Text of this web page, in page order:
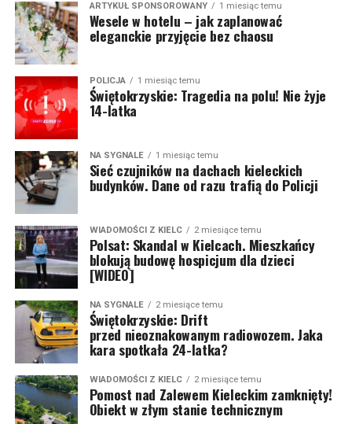
ARTYKUŁ SPONSOROWANY 1 miesiąc temu
Wesele w hotelu – jak zaplanować
eleganckie przyjęcie bez chaosu
POLICJA 1 miesiąc temu
Świętokrzyskie: Tragedia na polu! Nie żyje
14-latka
NA SYGNALE 1 miesiąc temu
Sieć czujników na dachach kieleckich
budynków. Dane od razu trafią do Policji
WIADOMOŚCI Z KIELC 2 miesiące temu
Polsat: Skandal w Kielcach. Mieszkańcy
blokują budowę hospicjum dla dzieci
[WIDEO]
NA SYGNALE 2 miesiące temu
Świętokrzyskie: Drift
przed nieoznakowanym radiowozem. Jaka
kara spotkała 24-latka?
WIADOMOŚCI Z KIELC 2 miesiące temu
Pomost nad Zalewem Kieleckim zamknięty!
Obiekt w złym stanie technicznym